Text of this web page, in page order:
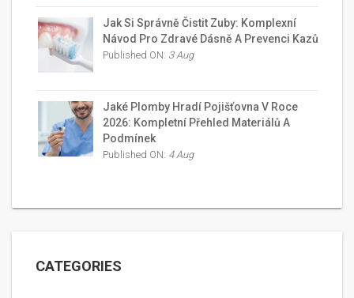
Jak Si Správně Čistit Zuby: Komplexní
Návod Pro Zdravé Dásně A Prevenci Kazů
Published ON: 3 Aug
Jaké Plomby Hradí Pojišťovna V Roce
2026: Kompletní Přehled Materiálů A
Podmínek
Published ON: 4 Aug
CATEGORIES